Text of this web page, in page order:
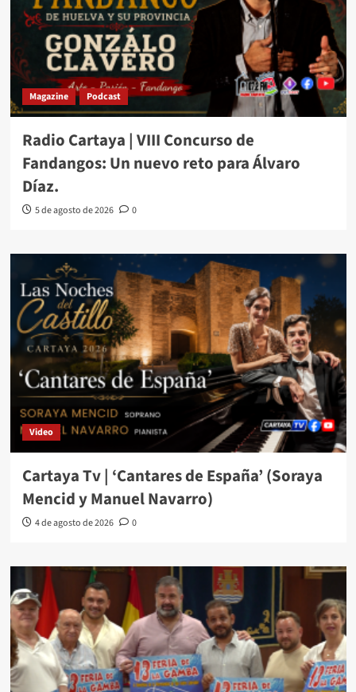
Magazine Podcast
Radio Cartaya | VIII Concurso de
Fandangos: Un nuevo reto para Álvaro
Díaz.
5 de agosto de 2026 0
Video
Cartaya Tv | ‘Cantares de España’ (Soraya
Mencid y Manuel Navarro)
4 de agosto de 2026 0